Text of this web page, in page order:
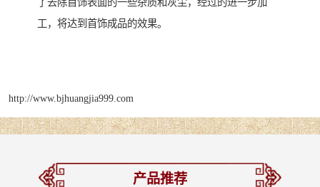
了去除首饰表面的一些杂质和灰尘，经过的进一步加
工，将达到首饰成品的效果。
http://www.bjhuangjia999.com
产品推荐